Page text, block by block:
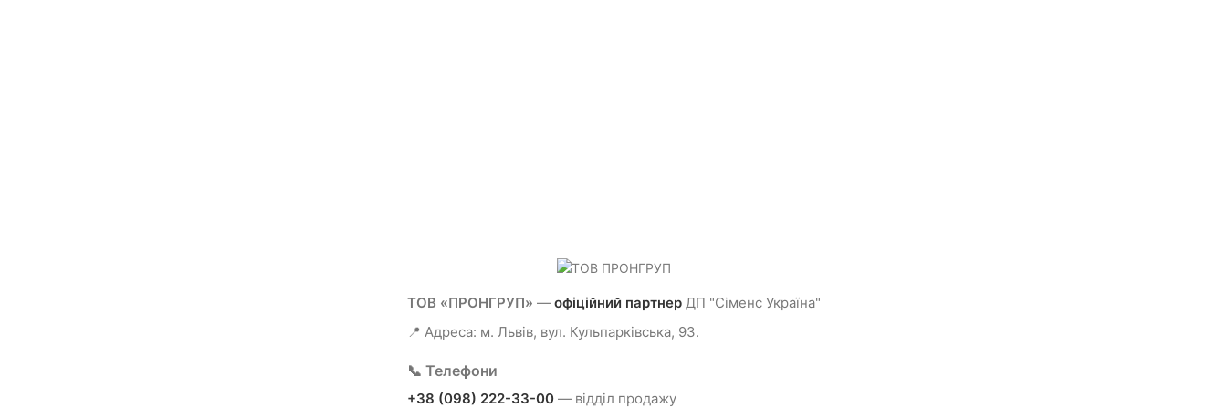
ТОВ «ПРОНГРУП» — офіційний партнерДП "Сіменс Україна"
📍 Адреса: м. Львів, вул. Кульпарківська, 93.
📞 Телефони
+38 (098) 222-33-00— відділ продажу